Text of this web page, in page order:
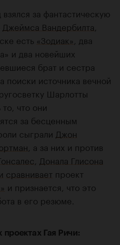
за фантастическую
Джеймса Вандербилта,
есть «Зодиак», два
и два новейших
брат и сестра
поиски источника вечной
Шарлотты
что они
за бесценным
сыграли Джон
, а за них и против
, Донала Глисона
сравнивает проект
и признается, что это
в его резюме.
Гая Ричи: